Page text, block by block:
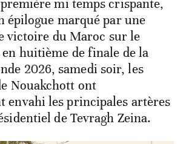
mi temps crispante,
épilogue marqué par une
victoire du Maroc sur le
en huitième de finale de la
2026, samedi soir, les
Nouakchott ont
envahi les principales artères
de Tevragh Zeina.